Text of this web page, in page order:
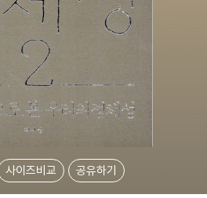
사이즈비교 공유하기